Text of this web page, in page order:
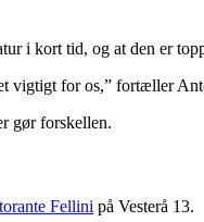
i kort tid, og at den er
vigtigt for os,” fortæller
gør forskellen.
Fellini på Vesterå 13.